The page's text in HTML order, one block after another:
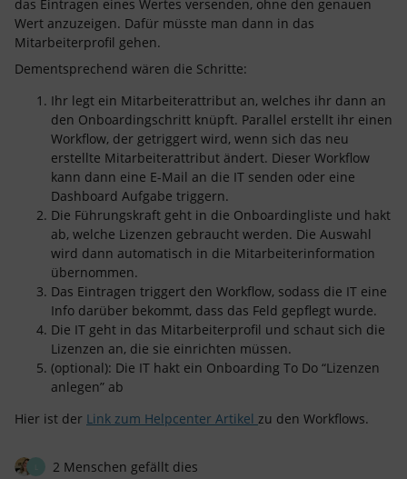
das Eintragen eines Wertes versenden, ohne den genauen
Wert anzuzeigen. Dafür müsste man dann in das
Mitarbeiterprofil gehen.
Dementsprechend wären die Schritte:
Ihr legt ein Mitarbeiterattribut an, welches ihr dann an
den Onboardingschritt knüpft. Parallel erstellt ihr einen
Workflow, der getriggert wird, wenn sich das neu
erstellte Mitarbeiterattribut ändert. Dieser Workflow
kann dann eine E-Mail an die IT senden oder eine
Dashboard Aufgabe triggern.
Die Führungskraft geht in die Onboardingliste und hakt
ab, welche Lizenzen gebraucht werden. Die Auswahl
wird dann automatisch in die Mitarbeiterinformation
übernommen.
Das Eintragen triggert den Workflow, sodass die IT eine
Info darüber bekommt, dass das Feld gepflegt wurde.
Die IT geht in das Mitarbeiterprofil und schaut sich die
Lizenzen an, die sie einrichten müssen.
(optional): Die IT hakt ein Onboarding To Do “Lizenzen
anlegen” ab
Hier ist der Link zum Helpcenter Artikel zu den Workflows.
2 Menschen gefällt dies